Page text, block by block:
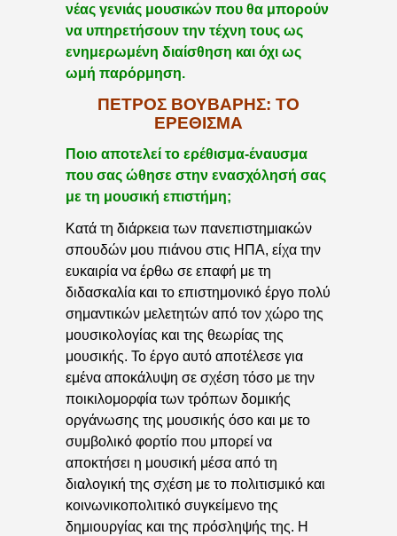
νέας γενιάς μουσικών που θα μπορούν
να υπηρετήσουν την τέχνη τους ως
ενημερωμένη διαίσθηση και όχι ως
ωμή παρόρμηση.
ΠΈΤΡΟΣ ΒΟΎΒΑΡΗΣ: ΤΟ
ΕΡΈΘΙΣΜΑ
Ποιο αποτελεί το ερέθισμα-έναυσμα
που σας ώθησε στην ενασχόλησή σας
με τη μουσική επιστήμη;
Κατά τη διάρκεια των πανεπιστημιακών
σπουδών μου πιάνου στις ΗΠΑ, είχα την
ευκαιρία να έρθω σε επαφή με τη
διδασκαλία και το επιστημονικό έργο πολύ
σημαντικών μελετητών από τον χώρο της
μουσικολογίας και της θεωρίας της
μουσικής. Το έργο αυτό αποτέλεσε για
εμένα αποκάλυψη σε σχέση τόσο με την
ποικιλομορφία των τρόπων δομικής
οργάνωσης της μουσικής όσο και με το
συμβολικό φορτίο που μπορεί να
αποκτήσει η μουσική μέσα από τη
διαλογική της σχέση με το πολιτισμικό και
κοινωνικοπολιτικό συγκείμενο της
δημιουργίας και της πρόσληψής της. Η